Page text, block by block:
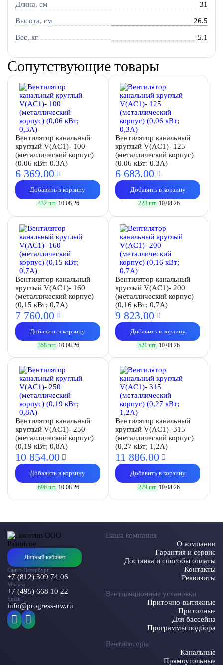
Длина, см 31
Высота, см 26.5
Вес, кг 5.1
Сопутствующие товары
Вентилятор канальный
круглый V(AC1)- 100
(металлический корпус)
(0,06 кВт; 0,3А)
6 369.00
Добавить в корзину
432 шт. 10.08.26
Вентилятор канальный
круглый V(AC1)- 125
(металлический корпус)
(0,06 кВт; 0,3А)
6 683.00
Добавить в корзину
223 шт. 10.08.26
Вентилятор канальный
круглый V(AC1)- 160
(металлический корпус)
(0,15 кВт; 0,7А)
7 760.00
Добавить в корзину
358 шт. 10.08.26
Вентилятор канальный
круглый V(AC1)- 200
(металлический корпус)
(0,16 кВт; 0,7А)
9 823.00
Добавить в корзину
521 шт. 10.08.26
Вентилятор канальный
круглый V(AC1)- 250
(металлический корпус)
(0,19 кВт; 0,8А)
10 854.00
Добавить в корзину
696 шт. 10.08.26
Вентилятор канальный
круглый V(AC1)- 315
(металлический корпус)
(0,27 кВт; 1,2А)
11 886.00
Добавить в корзину
279 шт. 10.08.26
Личный кабинет
Санкт-Петербург
+7 (812) 309 74 06
Москва
+7 (495) 668 10 22
Email
info@progress-nw.ru
Наша компания
О компании
Гарантия и сервис
Доставка и способы оплаты
Контакты
Реквизиты
Вентиляционные установки
Приточно-вытяжные
Приточные
Для бассейна
Программы подбора
Вентиляторы
Канальные
Прямоугольные